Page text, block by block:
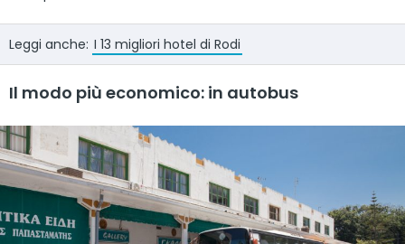
Leggi anche: I 13 migliori hotel di Rodi
Il modo più economico: in autobus